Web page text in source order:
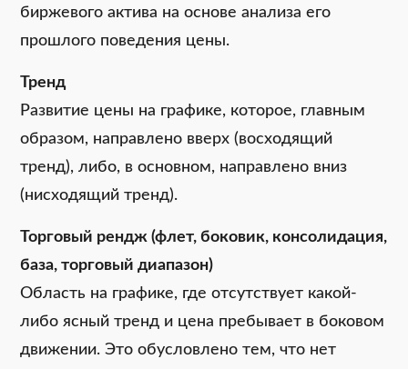
биржевого актива на основе анализа его
прошлого поведения цены.
Тренд
Развитие цены на графике, которое, главным
образом, направлено вверх (восходящий
тренд), либо, в основном, направлено вниз
(нисходящий тренд).
Торговый рендж (флет, боковик, консолидация,
база, торговый диапазон)
Область на графике, где отсутствует какой-
либо ясный тренд и цена пребывает в боковом
движении. Это обусловлено тем, что нет